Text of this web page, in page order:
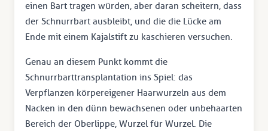
einen Bart tragen würden, aber daran scheitern, dass
der Schnurrbart ausbleibt, und die die Lücke am
Ende mit einem Kajalstift zu kaschieren versuchen.
Genau an diesem Punkt kommt die
Schnurrbarttransplantation ins Spiel: das
Verpflanzen körpereigener Haarwurzeln aus dem
Nacken in den dünn bewachsenen oder unbehaarten
Bereich der Oberlippe, Wurzel für Wurzel. Die